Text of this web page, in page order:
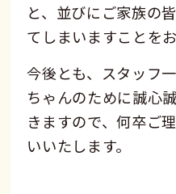
と、並びにご家族の
てしまいますことを
今後とも、スタッフ
ちゃんのために誠心
きますので、何卒ご
いいたします。